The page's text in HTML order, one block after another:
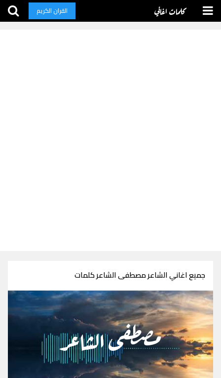
كلمات اغاني القران الكريم
جميع اغاني الشاعر مصطفى الشاعر كلمات
مصطفى الشاعر